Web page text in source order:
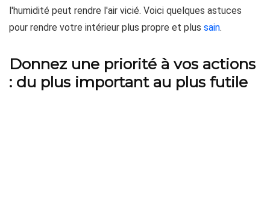
l'humidité peut rendre l'air vicié. Voici quelques astuces
pour rendre votre intérieur plus propre et plus sain.
Donnez une priorité à vos actions
: du plus important au plus futile